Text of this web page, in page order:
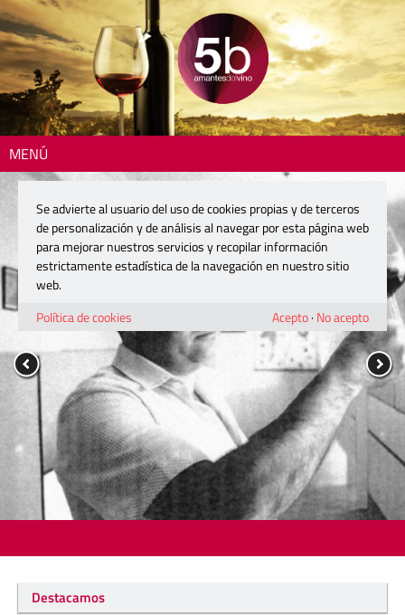
MENÚ
Destacamos
Se advierte al usuario del uso de cookies propias y de terceros
de personalización y de análisis al navegar por esta página web
para mejorar nuestros servicios y recopilar información
estrictamente estadística de la navegación en nuestro sitio
web.
Política de cookies
Acepto· No acepto